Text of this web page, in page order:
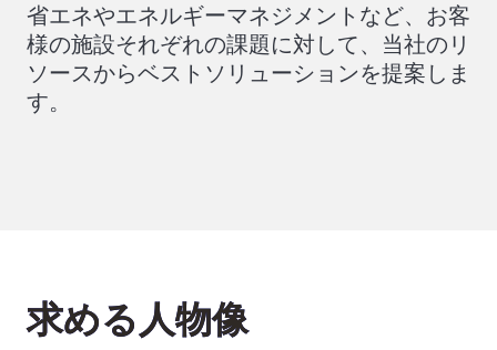
省エネやエネルギーマネジメントなど、お客
様の施設それぞれの課題に対して、当社のリ
ソースからベストソリューションを提案しま
す。
求める人物像